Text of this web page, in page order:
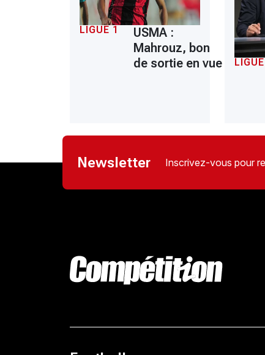
LIGUE 1
USMA :
Mahrouz, bon
de sortie en vue
Newsletter Inscrivez-vous pour